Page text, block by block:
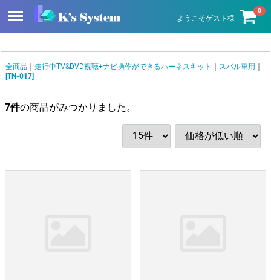
ようこそゲスト様
0
Menu
全商品 走行中TV&DVD視聴+ナビ操作ができるハーネスキット
スバル車用
[TN-017]
7件の商品がみつかりました。